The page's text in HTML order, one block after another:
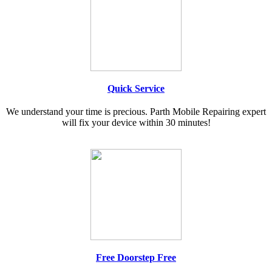
Quick Service
We understand your time is precious. Parth Mobile Repairing expert
will fix your device within 30 minutes!
Free Doorstep Free